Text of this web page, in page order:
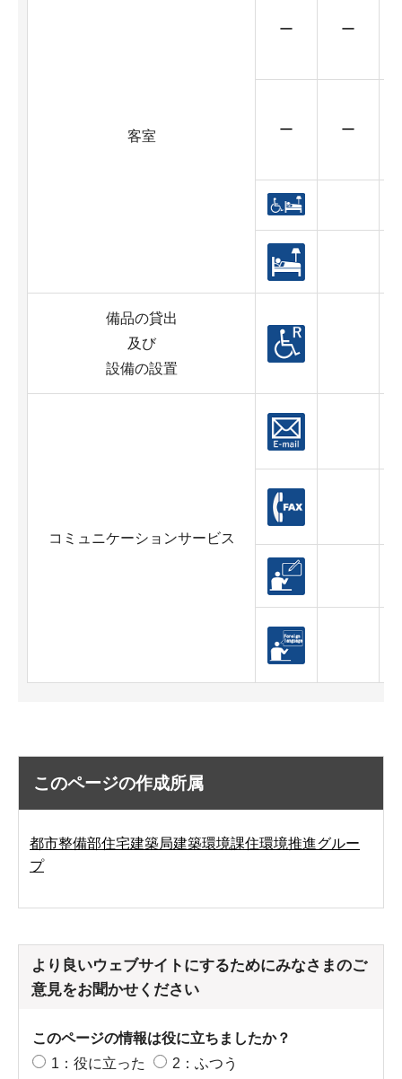
客室
ー ー
ー ー
備品の貸出
及び
設備の設置
コミュニケーションサービス
このページの作成所属
都市整備部住宅建築局建築環境課住環境推進グルー
プ
より良いウェブサイトにするためにみなさまのご
意見をお聞かせください
このページの情報は役に立ちましたか？
1：役に立った
2：ふつう